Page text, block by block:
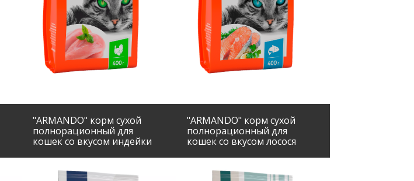
"ARMANDO" корм сухой
полнорационный для
кошек со вкусом индейки
"ARMANDO" корм сухой
полнорационный для
кошек со вкусом лосося